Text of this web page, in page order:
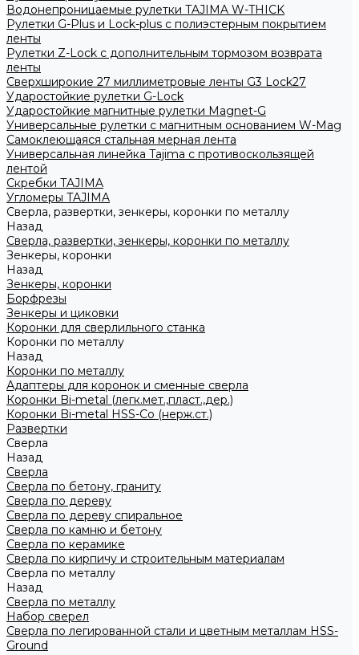
Водонепроницаемые рулетки TAJIMA W-THICK
Рулетки G-Plus и Lock-plus с полиэстерным покрытием
ленты
Рулетки Z-Lock с дополнительным тормозом возврата
ленты
Сверхширокие 27 миллиметровые ленты G3 Lock27
Ударостойкие рулетки G-Lock
Ударостойкие магнитные рулетки Magnet-G
Универсальные рулетки с магнитным основанием W-Mag
Самоклеющаяся стальная мерная лента
Универсальная линейка Tajima с противоскользящей
лентой
Скребки TAJIMA
Угломеры TAJIMA
Сверла, развертки, зенкеры, коронки по металлу
Назад
Сверла, развертки, зенкеры, коронки по металлу
Зенкеры, коронки
Назад
Зенкеры, коронки
Борфрезы
Зенкеры и циковки
Коронки для сверлильного станка
Коронки по металлу
Назад
Коронки по металлу
Адаптеры для коронок и сменные сверла
Коронки Bi-metal (легк.мет.,пласт.,дер.)
Коронки Bi-metal HSS-Co (нерж.ст.)
Развертки
Сверла
Назад
Сверла
Сверла по бетону, граниту
Сверла по дереву
Сверла по дереву спиральное
Сверла по камню и бетону
Сверла по керамике
Сверла по кирпичу и строительным материалам
Сверла по металлу
Назад
Сверла по металлу
Набор сверел
Сверла по легированной стали и цветным металлам HSS-
Ground